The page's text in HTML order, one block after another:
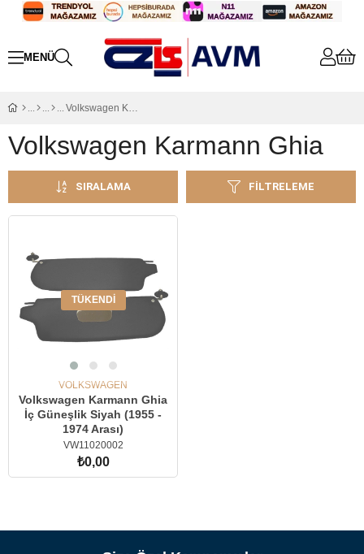
Volkswagen Karmann Ghia
Volkswagen Karmann Ghia
FILTRELEME
SIRALAMA
TÜKENDI
VOLKSWAGEN
Volkswagen Karmann Ghia
İç Güneşlik Siyah (1955 -
1974 Arası)
VW11020002
₺0,00